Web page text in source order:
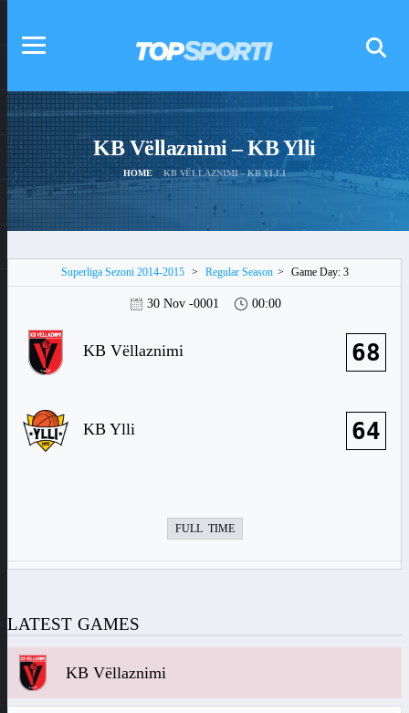
KB Vëllaznimi – KB Ylli
HOME KB VËLLAZNIMI – KB YLLI
Superliga Sezoni 2014-2015 > Regular Season > Game Day: 3
30 Nov -0001 00:00
KB Vëllaznimi 68
KB Ylli 64
FULL TIME
LATEST GAMES
KB Vëllaznimi